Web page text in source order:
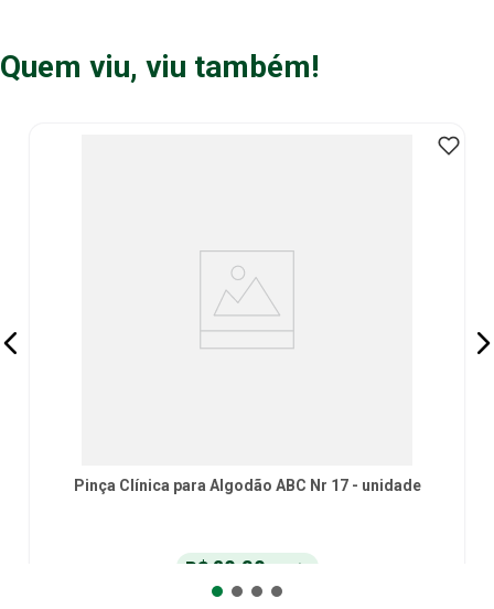
Quem viu, viu também!
Pinça Clínica para Algodão ABC Nr 17 - unidade
R$20,90no Pix
22 ,00em até